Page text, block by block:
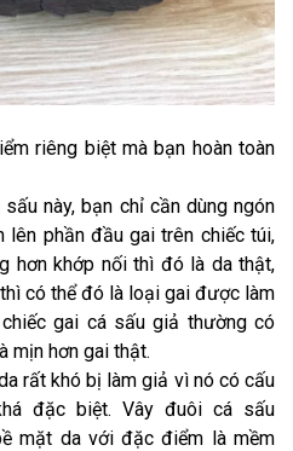
riêng biệt mà bạn hoàn toàn
này, bạn chỉ cần dùng ngón
lên phần đầu gai trên chiếc túi,
hơn khớp nối thì đó là da thật,
có thể đó là loại gai được làm
gai cá sấu giả thường có
mịn hơn gai thật.
rất khó bị làm giả vì nó có cấu
đặc biệt. Vây đuôi cá sấu
mặt da với đặc điểm là mềm